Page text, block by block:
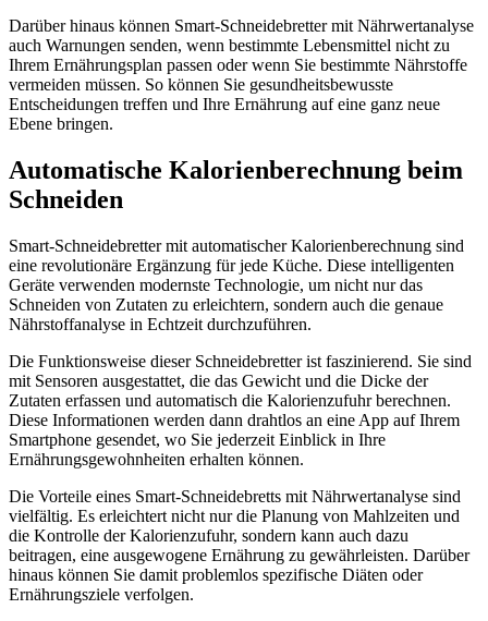
Darüber hinaus können Smart-Schneidebretter mit Nährwertanalyse
auch Warnungen senden, wenn bestimmte Lebensmittel nicht zu
Ihrem Ernährungsplan passen oder wenn Sie bestimmte Nährstoffe
vermeiden müssen. So können Sie gesundheitsbewusste
Entscheidungen treffen und Ihre Ernährung auf eine ganz neue
Ebene bringen.
Automatische Kalorienberechnung beim
Schneiden
Smart-Schneidebretter mit automatischer Kalorienberechnung sind
eine revolutionäre Ergänzung für jede Küche. Diese intelligenten
Geräte verwenden modernste Technologie, um nicht nur das
Schneiden von Zutaten zu erleichtern, sondern auch die genaue
Nährstoffanalyse in Echtzeit durchzuführen.
Die Funktionsweise dieser Schneidebretter ist faszinierend. Sie sind
mit Sensoren ausgestattet, die das Gewicht und die Dicke der
Zutaten erfassen und automatisch die Kalorienzufuhr berechnen.
Diese Informationen werden dann drahtlos an eine App auf Ihrem
Smartphone gesendet, wo Sie jederzeit Einblick in Ihre
Ernährungsgewohnheiten erhalten können.
Die Vorteile eines Smart-Schneidebretts mit Nährwertanalyse sind
vielfältig. Es erleichtert nicht nur die Planung von Mahlzeiten und
die Kontrolle der Kalorienzufuhr, sondern kann auch dazu
beitragen, eine ausgewogene Ernährung zu gewährleisten. Darüber
hinaus können Sie damit problemlos spezifische Diäten oder
Ernährungsziele verfolgen.